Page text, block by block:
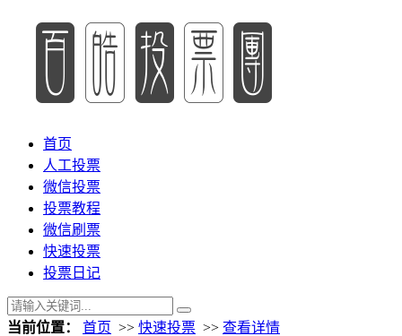
首页
人工投票
微信投票
投票教程
微信刷票
快速投票
投票日记
当前位置： 首页 >> 快速投票 >> 查看详情